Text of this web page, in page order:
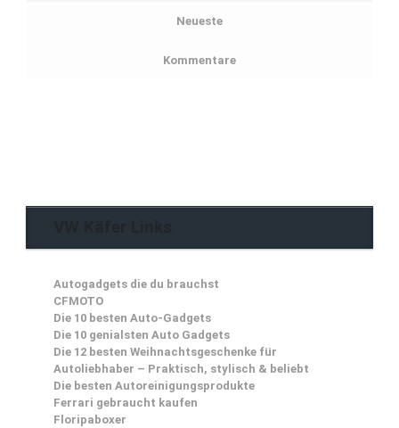
Neueste
Kommentare
Autogadgets die du brauchst
CFMOTO
Die 10 besten Auto-Gadgets
Die 10 genialsten Auto Gadgets
Die 12 besten Weihnachtsgeschenke für
Autoliebhaber – Praktisch, stylisch & beliebt
Die besten Autoreinigungsprodukte
Ferrari gebraucht kaufen
Floripaboxer